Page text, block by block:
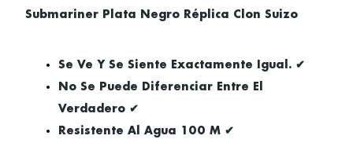
Submariner Plata Negro Réplica Clon Suizo
Se Ve Y Se Siente Exactamente Igual. ✔
No Se Puede Diferenciar Entre El
Verdadero ✔
Resistente Al Agua 100 M ✔